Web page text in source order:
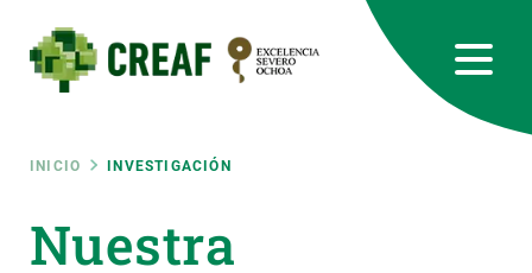
contenido
principal
Ruta
INICIO INVESTIGACIÓN
Nuestra
RRSS
Featured
INTRANET